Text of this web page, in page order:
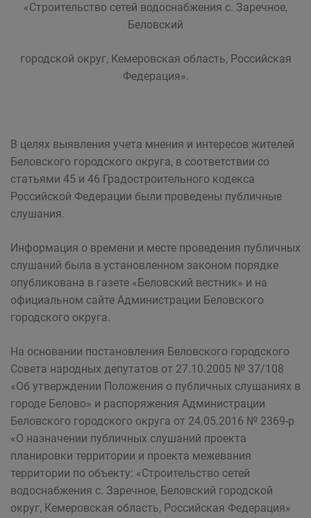
«Строительство сетей водоснабжения с. Заречное,
Беловский
городской округ, Кемеровская область, Российская
Федерация».
В целях выявления учета мнения и интересов жителей
Беловского городского округа, в соответствии со
статьями 45 и 46 Градостроительного кодекса
Российской Федерации были проведены публичные
слушания.
Информация о времени и месте проведения публичных
слушаний была в установленном законом порядке
опубликована в газете «Беловский вестник» и на
официальном сайте Администрации Беловского
городского округа.
На основании постановления Беловского городского
Совета народных депутатов от 27.10.2005 № 37/108
«Об утверждении Положения о публичных слушаниях в
городе Белово» и распоряжения Администрации
Беловского городского округа от 24.05.2016 № 2369-р
«О назначении публичных слушаний проекта
планировки территории и проекта межевания
территории по объекту: «Строительство сетей
водоснабжения с. Заречное, Беловский городской
округ, Кемеровская область, Российская Федерация»